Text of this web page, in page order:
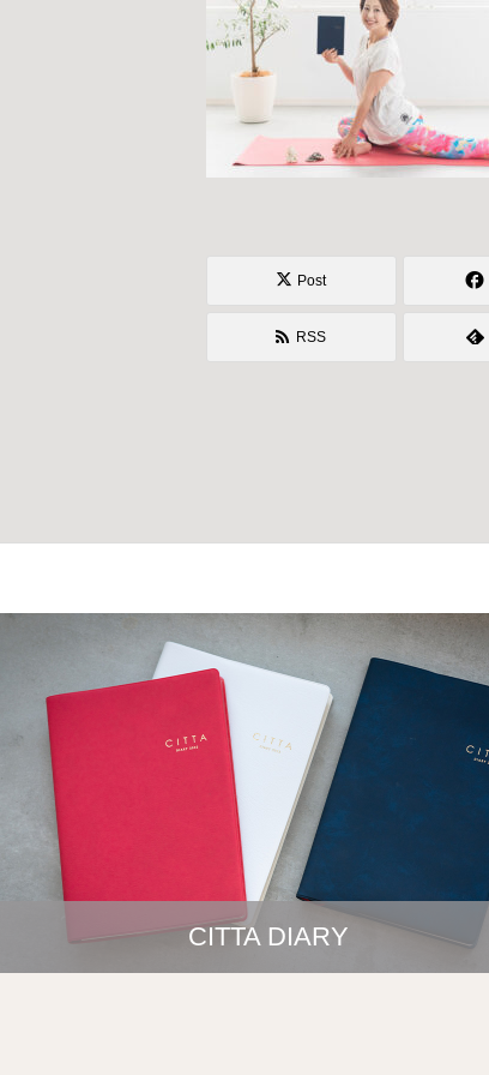
Post
RSS
CITTA DIARY